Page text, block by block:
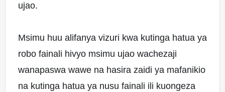
ujao.
Msimu huu alifanya vizuri kwa kutinga hatua ya
robo fainali hivyo msimu ujao wachezaji
wanapaswa wawe na hasira zaidi ya mafanikio
na kutinga hatua ya nusu fainali ili kuongeza